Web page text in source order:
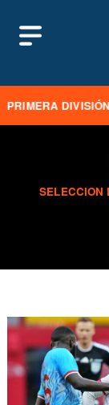
PRIMERA DIVISIÓN
SELECCION